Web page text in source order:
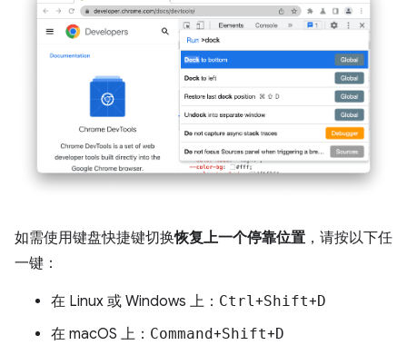
如需使用键盘快捷键切换恢复上一个停靠位置 ，请按以下任
一键：
在 Linux 或 Windows 上： Ctrl+Shift+D
在 macOS 上： Command+Shift+D